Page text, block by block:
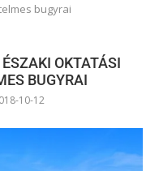
bugyrai
OKTATÁSI
BUGYRAI
10-12